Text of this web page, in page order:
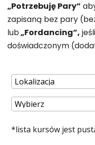
„Potrzebuję Pary”
zapisaną bez pary
lub„Fordancing”,
doświadczonym